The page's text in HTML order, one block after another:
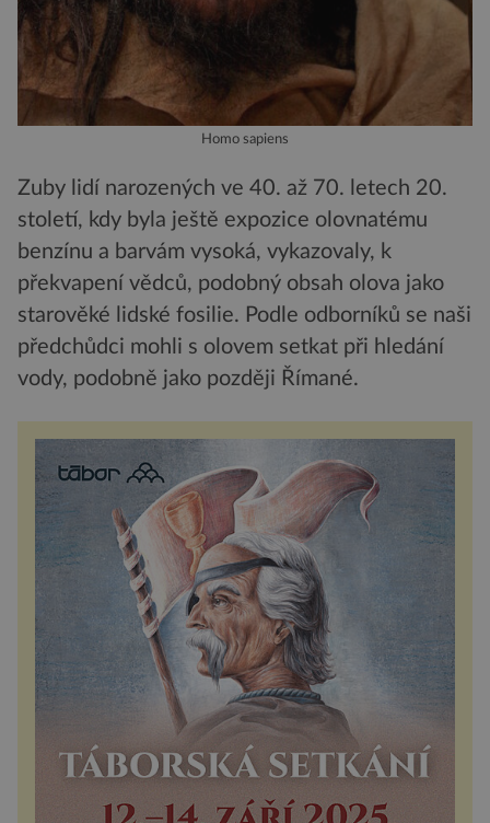
Homo sapiens
Zuby lidí narozených ve 40. až 70. letech 20.
století, kdy byla ještě expozice olovnatému
benzínu a barvám vysoká, vykazovaly, k
překvapení vědců, podobný obsah olova jako
starověké lidské fosilie. Podle odborníků se naši
předchůdci mohli s olovem setkat při hledání
vody, podobně jako později Římané.